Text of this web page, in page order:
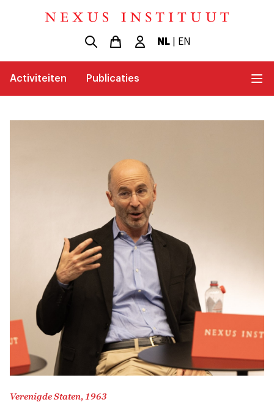
NL| EN
Activiteiten Publicaties
Verenigde Staten, 1963